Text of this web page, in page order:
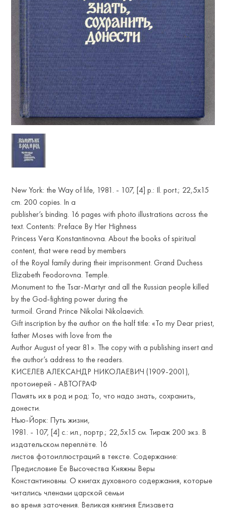
New York: the Way of life, 1981. - 107, [4] p.: Il. port.; 22,5x15
cm. 200 copies. In a
publisher’s binding. 16 pages with photo illustrations across the
text. Contents: Preface By Her Highness
Princess Vera Konstantinovna. About the books of spiritual
content, that were read by members
of the Royal family during their imprisonment. Grand Duchess
Elizabeth Feodorovna. Temple.
Monument to the Tsar-Martyr and all the Russian people killed
by the God-fighting power during the
turmoil. Grand Prince Nikolai Nikolaevich.
Gift inscription by the author on the half title: «To my Dear priest,
father Moses with love from the
Author August of year 81». The copy with a publishing insert and
the author’s address to the readers.
КИСЕЛЕВ АЛЕКСАНДР НИКОЛАЕВИЧ (1909-2001),
протоиерей - АВТОГРАФ
Память их в род и род: То, что надо знать, сохранить,
донести.
Нью-Йорк: Путь жизни,
1981. - 107, [4] с.: ил., портр.; 22,5х15 см. Тираж 200 экз. В
издательском переплёте. 16
листов фотоиллюстраций в тексте. Содержание:
Предисловие Ее Высочества Княжны Веры
Константиновны. О книгах духовного содержания, которые
читались членами царской семьи
во время заточения. Великая княгиня Елизавета